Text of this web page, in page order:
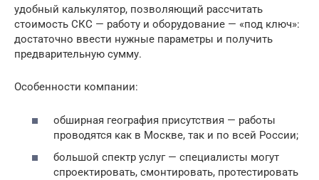
удобный калькулятор, позволяющий рассчитать
стоимость СКС — работу и оборудование — «под ключ»:
достаточно ввести нужные параметры и получить
предварительную сумму.
Особенности компании:
обширная география присутствия — работы
проводятся как в Москве, так и по всей России;
большой спектр услуг — специалисты могут
спроектировать, смонтировать, протестировать